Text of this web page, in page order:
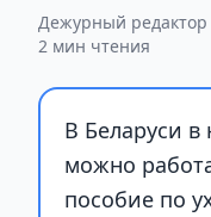
Дежурный редактор
2 мин чтения
В Беларуси в
можно
пособие по